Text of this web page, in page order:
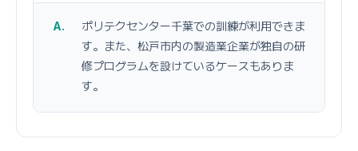
ポリテクセンター千葉での訓練が利用できま
す。また、松戸市内の製造業企業が独自の研
修プログラムを設けているケースもありま
す。